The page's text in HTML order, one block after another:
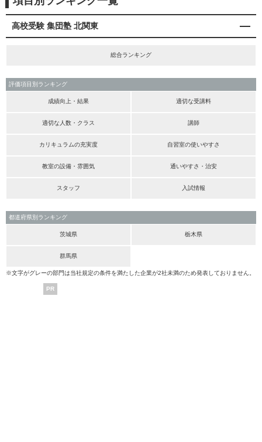
高校受験 集団塾 北関東
総合ランキング
評価項目別ランキング
成績向上・結果 適切な受講料
適切な人数・クラス 講師
カリキュラムの充実度 自習室の使いやすさ
教室の設備・雰囲気 通いやすさ・治安
スタッフ 入試情報
都道府県別ランキング
茨城県 栃木県
群馬県
※文字がグレーの部門は当社規定の条件を満たした企業が2社未満のため発表しておりません。
PR